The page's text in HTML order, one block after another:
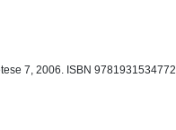
7, 2006. ISBN 9781931534772